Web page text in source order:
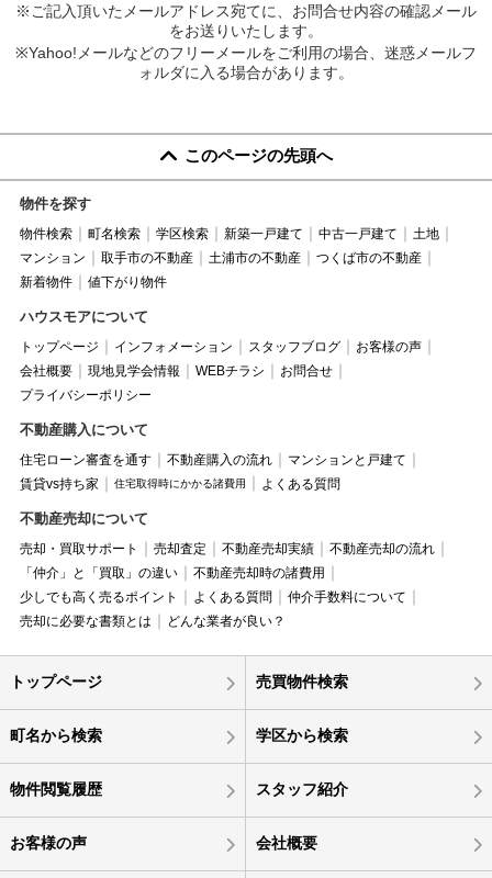
※ご記入頂いたメールアドレス宛てに、お問合せ内容の確認メール
をお送りいたします。
※Yahoo!メールなどのフリーメールをご利用の場合、迷惑メールフ
ォルダに入る場合があります。
このページの先頭へ
物件を探す
物件検索 町名検索 学区検索 新築一戸建て 中古一戸建て
土地
マンション
取手市の不動産 土浦市の不動産
つくば市の不動産
新着物件
値下がり物件
ハウスモアについて
トップページ インフォメーション スタッフブログ
お客様の声
会社概要
現地見学会情報 WEBチラシ
お問合せ
プライバシーポリシー
不動産購入について
住宅ローン審査を通す 不動産購入の流れ
マンションと戸建て
賃貸vs持ち家
住宅取得時にかかる諸費用 よくある質問
不動産売却について
売却・買取サポート 売却査定 不動産売却実績
不動産売却の流れ
「仲介」と「買取」の違い
不動産売却時の諸費用
少しでも高く売るポイント
よくある質問
仲介手数料について
売却に必要な書類とは
どんな業者が良い？
トップページ 売買物件検索
町名から検索 学区から検索
物件閲覧履歴 スタッフ紹介
お客様の声 会社概要